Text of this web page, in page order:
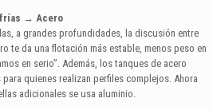
frías → Acero
a grandes profundidades, la discusión entre
te da una flotación más estable, menos peso en
en serio”. Además, los tanques de acero
quienes realizan perfiles complejos. Ahora
adicionales se usa aluminio.